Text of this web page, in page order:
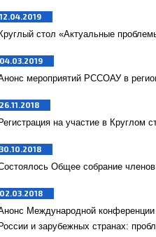
стол «Актуальные
мероприятий РССОАУ в
на участие в Круглом
Общее собрание
Международной конференции
и зарубежных странах: